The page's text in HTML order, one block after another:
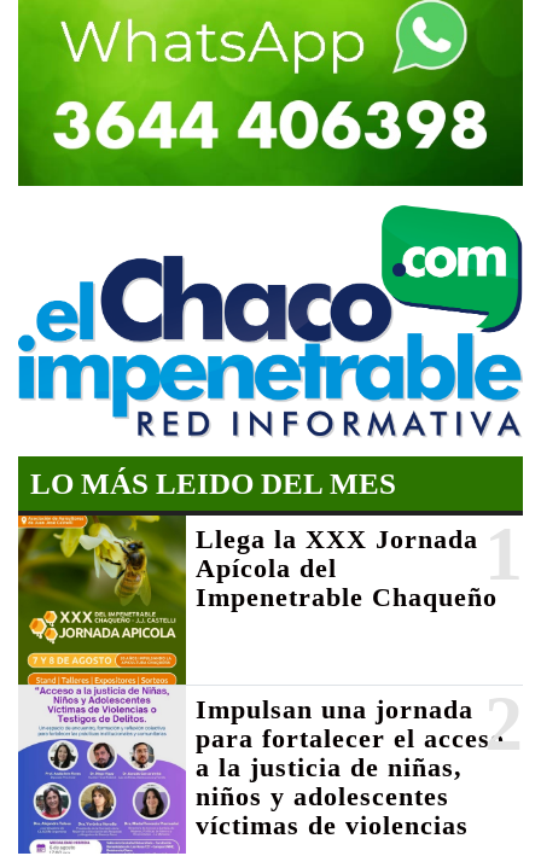
LO MÁS LEIDO DEL MES
1
Llega la XXX Jornada
Apícola del
Impenetrable Chaqueño
2
Impulsan una jornada
para fortalecer el acceso
a la justicia de niñas,
niños y adolescentes
víctimas de violencias